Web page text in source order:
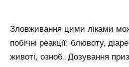
Зловживання цими ліками
побічні реакції: блювоту,
животі, озноб. Дозування